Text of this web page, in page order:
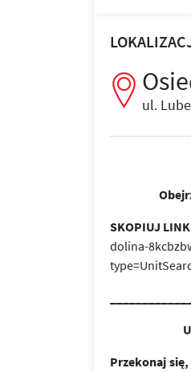
ul.
SKOPIUJ
dolina-
Przekonaj